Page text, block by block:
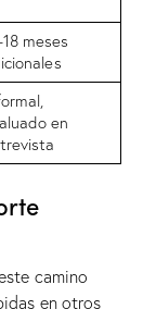
18 meses
en
camino
en otros